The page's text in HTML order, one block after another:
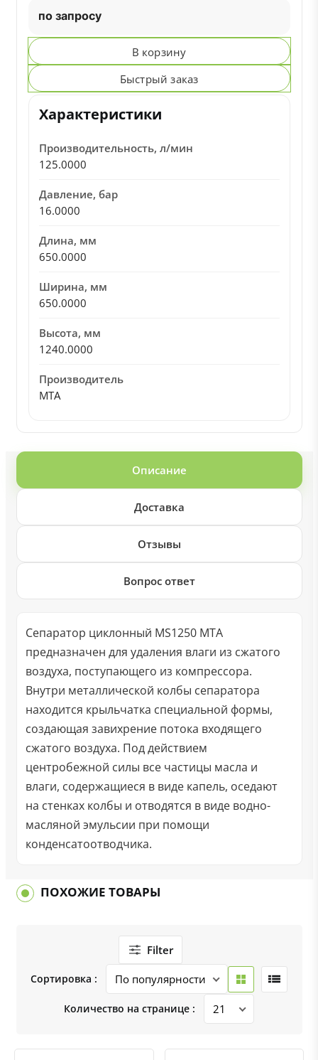
по запросу
В корзину
Быстрый заказ
Характеристики
Производительность, л/мин
125.0000
Давление, бар
16.0000
Длина, мм
650.0000
Ширина, мм
650.0000
Высота, мм
1240.0000
Производитель
MTA
Описание
Доставка
Отзывы
Вопрос ответ
Сепаратор циклонный MS1250 MTA
предназначен для удаления влаги из сжатого
воздуха, поступающего из компрессора.
Внутри металлической колбы сепаратора
находится крыльчатка специальной формы,
создающая завихрение потока входящего
сжатого воздуха. Под действием
центробежной силы все частицы масла и
влаги, содержащиеся в виде капель, оседают
на стенках колбы и отводятся в виде водно-
масляной эмульсии при помощи
конденсатоотводчика.
ПОХОЖИЕ ТОВАРЫ
Filter
Сортировка :
Количество на странице :